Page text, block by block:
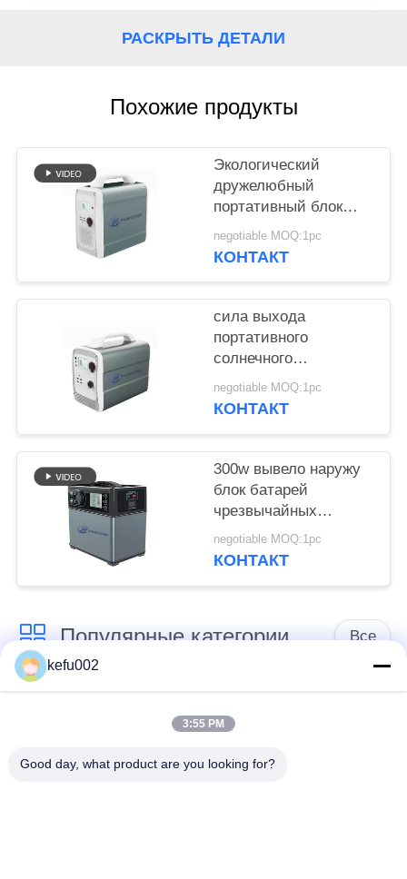
РАСКРЫТЬ ДЕТАЛИ
Похожие продукты
Экологический
дружелюбный
портативный блок
батарей 1500wh
лития для хранения
negotiable MOQ:1pc
КОНТАКТ
сила выхода
портативного
солнечного
генератора 600w
супер с батареей
negotiable MOQ:1pc
КОНТАКТ
300w вывело наружу
блок батарей
чрезвычайных
полномочий,
портативная станция
negotiable MOQ:1pc
КОНТАКТ
Популярные категории Все
Глубокая батарея
цикла ЛиФеПо4
Перезаряжаемые
Солнечная батарея
kefu002
3:55 PM
Good day, what product are you looking for?